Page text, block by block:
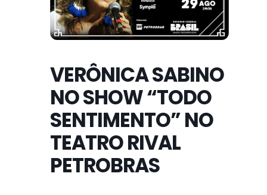
VERÔNICA SABINO
NO SHOW “TODO
SENTIMENTO” NO
TEATRO RIVAL
PETROBRAS